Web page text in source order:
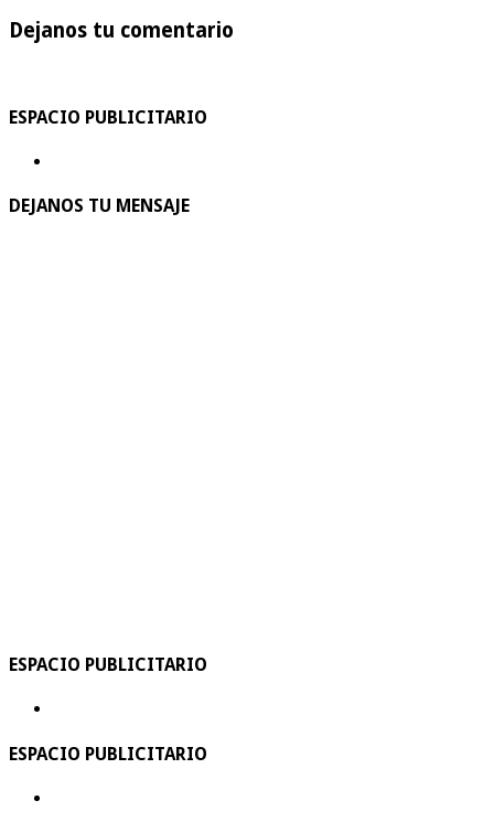
Dejanos tu comentario
ESPACIO PUBLICITARIO
DEJANOS TU MENSAJE
ESPACIO PUBLICITARIO
ESPACIO PUBLICITARIO